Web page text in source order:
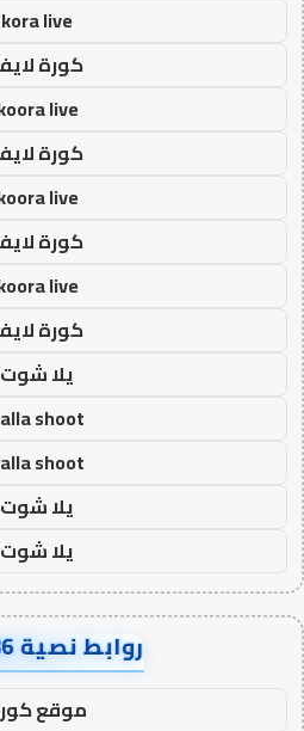
kora live
كورة
live
كورة
live
كورة
live
كورة
يلا شوت
shoot
shoot
يلا شوت
يلا شوت
روابط نصية AA5386
موقع